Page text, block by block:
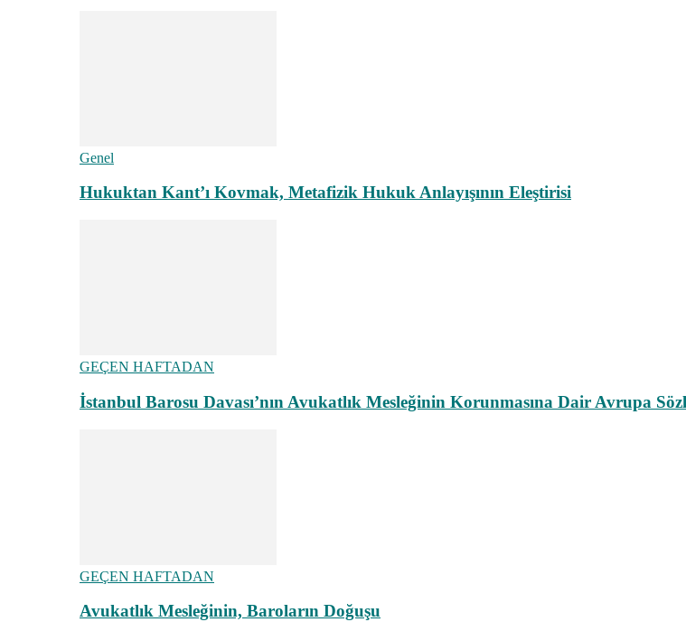
Genel
Hukuktan Kant’ı Kovmak, Metafizik Hukuk Anlayışının Eleştirisi
GEÇEN HAFTADAN
İstanbul Barosu Davası’nın Avukatlık Mesleğinin Korunmasına Dair Avrupa
GEÇEN HAFTADAN
Avukatlık Mesleğinin, Baroların Doğuşu